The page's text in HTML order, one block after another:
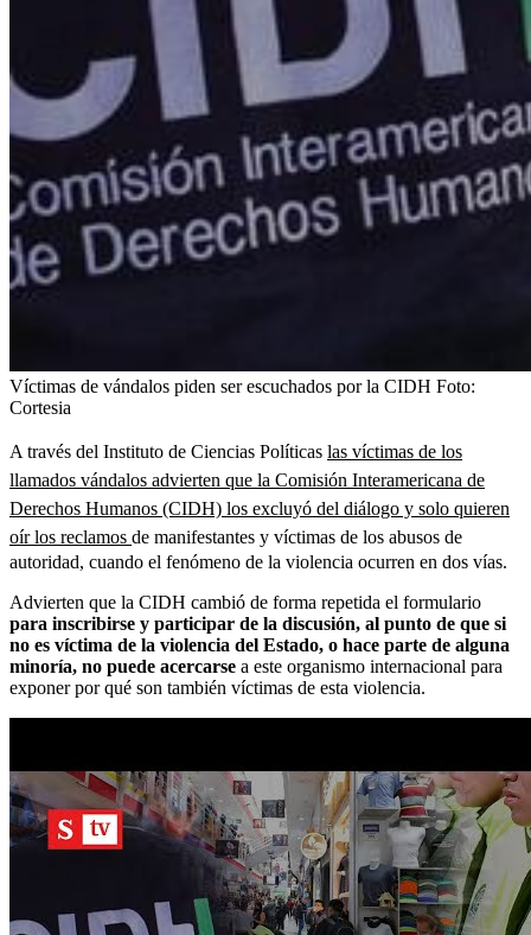
Víctimas de vándalos piden ser escuchados por la CIDH Foto:
Cortesia
A través del Instituto de Ciencias Políticas las víctimas de los
llamados vándalos advierten que la Comisión Interamericana de
Derechos Humanos (CIDH) los excluyó del diálogo y solo quieren
oír los reclamos de manifestantes y víctimas de los abusos de
autoridad, cuando el fenómeno de la violencia ocurren en dos vías.
Advierten que la CIDH cambió de forma repetida el formulario
para inscribirse y participar de la discusión, al punto de que si
no es víctima de la violencia del Estado, o hace parte de alguna
minoría, no puede acercarse a este organismo internacional para
exponer por qué son también víctimas de esta violencia.